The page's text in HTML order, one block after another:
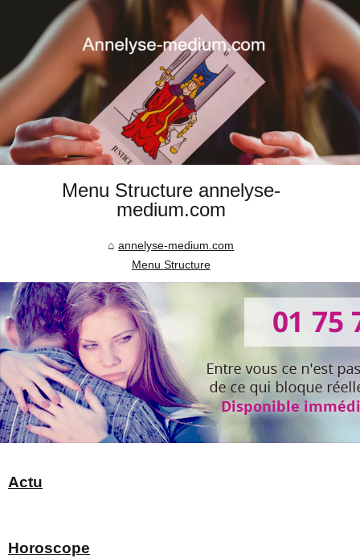
Menu Structure annelyse-
medium.com
annelyse-medium.com
Menu Structure
Actu
Horoscope